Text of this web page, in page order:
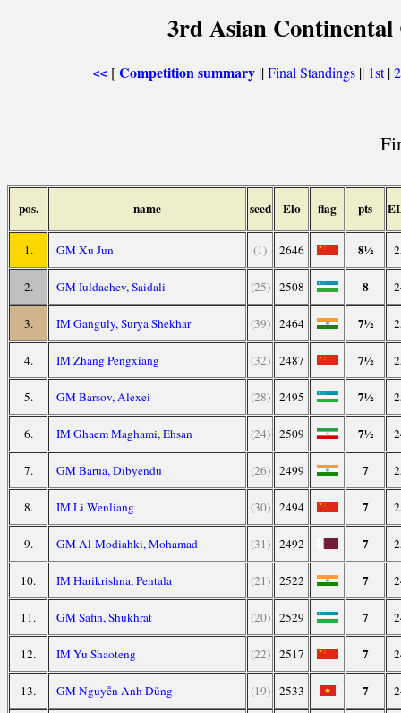
3rd Asian
<< [Competition summary ||Final Standings || 1st|
pos. name seed Elo flag pts
1. GM Xu Jun (1) 2646 8½
2. GM Iuldachev, Saidali (25) 2508 8
3. IM Ganguly, Surya Shekhar (39) 2464 7½
4. IM Zhang Pengxiang (32) 2487 7½
5. GM Barsov, Alexei (28) 2495 7½
6. IM Ghaem Maghami, Ehsan (24) 2509 7½
7. GM Barua, Dibyendu (26) 2499 7
8. IM Li Wenliang (30) 2494 7
9. GM Al-Modiahki, Mohamad (31) 2492 7
10. IM Harikrishna, Pentala (21) 2522 7
11. GM Safin, Shukhrat (20) 2529 7
12. IM Yu Shaoteng (22) 2517 7
13. GM Nguyễn Anh Dũng (19) 2533 7